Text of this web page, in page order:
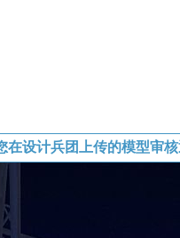
在设计兵团上传的模型审